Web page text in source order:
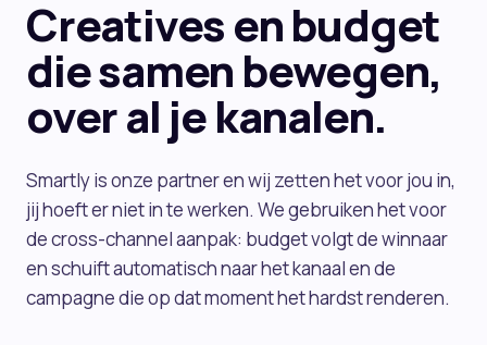
Creatives en budget
die samen bewegen,
over al je kanalen.
Smartly is onze partner en wij zetten het voor jou in,
jij hoeft er niet in te werken. We gebruiken het voor
de cross-channel aanpak: budget volgt de winnaar
en schuift automatisch naar het kanaal en de
campagne die op dat moment het hardst renderen.